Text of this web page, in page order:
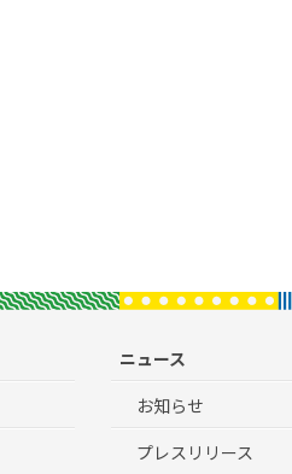
ニュース
お知らせ
プレスリリース